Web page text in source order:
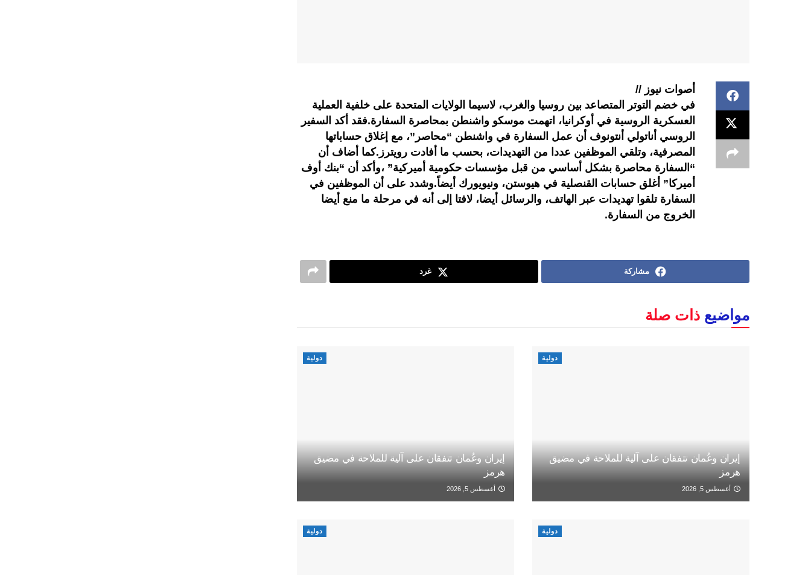
أصوات نيوز //
في خضم التوتر المتصاعد بين روسيا والغرب، لاسيما الولايات المتحدة على خلفية العملية
العسكرية الروسية في أوكرانيا، اتهمت موسكو واشنطن بمحاصرة السفارة.فقد أكد السفير
الروسي أناتولي أنتونوف أن عمل السفارة في واشنطن “محاصر”، مع إغلاق حساباتها
المصرفية، وتلقي الموظفين عددا من التهديدات، بحسب ما أفادت رويترز.كما أضاف أن
“السفارة محاصرة بشكل أساسي من قبل مؤسسات حكومية أميركية” ،وأكد أن “بنك أوف
أميركا” أغلق حسابات القنصلية في هيوستن، ونيويورك أيضاً.وشدد على أن الموظفين في
السفارة تلقوا تهديدات عبر الهاتف، والرسائل أيضا، لافتا إلى أنه في مرحلة ما منع أيضا
الخروج من السفارة.
مشاركة غرد
مواضيع ذات صلة
دولية
إيران وعُمان تتفقان على آلية للملاحة في مضيق
هرمز
أغسطس 5, 2026
دولية
إيران وعُمان تتفقان على آلية للملاحة في مضيق
هرمز
أغسطس 5, 2026
دولية دولية